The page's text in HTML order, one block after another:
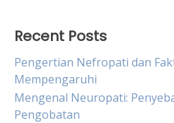
Recent Posts
Pengertian Nefropati dan
Mempengaruhi
Mengenal Neuropati:
Pengobatan